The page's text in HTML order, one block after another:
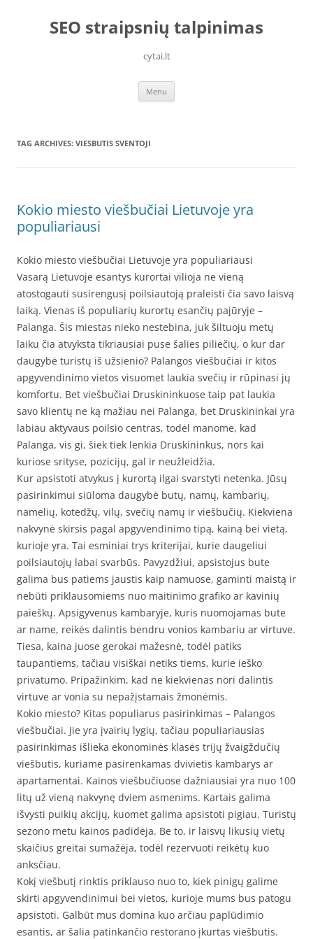
contentSEO straipsnių talpinimas
cytai.lt
Menu
TAG ARCHIVES: VIESBUTIS SVENTOJI
Kokio miesto viešbučiai Lietuvoje yra
populiariausi
Kokio miesto viešbučiai Lietuvoje yra populiariausi
Vasarą Lietuvoje esantys kurortai vilioja ne vieną
atostogauti susirengusį poilsiautoją praleisti čia savo laisvą
laiką. Vienas iš populiarių kurortų esančių pajūryje –
Palanga. Šis miestas nieko nestebina, juk šiltuoju metų
laiku čia atvyksta tikriausiai puse šalies piliečių, o kur dar
daugybė turistų iš užsienio? Palangos viešbučiai ir kitos
apgyvendinimo vietos visuomet laukia svečių ir rūpinasi jų
komfortu. Bet viešbučiai Druskininkuose taip pat laukia
savo klientų ne ką mažiau nei Palanga, bet Druskininkai yra
labiau aktyvaus poilsio centras, todėl manome, kad
Palanga, vis gi, šiek tiek lenkia Druskininkus, nors kai
kuriose srityse, pozicijų, gal ir neužleidžia.
Kur apsistoti atvykus į kurortą ilgai svarstyti netenka. Jūsų
pasirinkimui siūloma daugybė butų, namų, kambarių,
namelių, kotedžų, vilų, svečių namų ir viešbučių. Kiekviena
nakvynė skirsis pagal apgyvendinimo tipą, kainą bei vietą,
kurioje yra. Tai esminiai trys kriterijai, kurie daugeliui
poilsiautojų labai svarbūs. Pavyzdžiui, apsistojus bute
galima bus patiems jaustis kaip namuose, gaminti maistą ir
nebūti priklausomiems nuo maitinimo grafiko ar kavinių
paieškų. Apsigyvenus kambaryje, kuris nuomojamas bute
ar name, reikės dalintis bendru vonios kambariu ar virtuve.
Tiesa, kaina juose gerokai mažesnė, todėl patiks
taupantiems, tačiau visiškai netiks tiems, kurie ieško
privatumo. Pripažinkim, kad ne kiekvienas nori dalintis
virtuve ar vonia su nepažįstamais žmonėmis.
Kokio miesto? Kitas populiarus pasirinkimas – Palangos
viešbučiai. Jie yra įvairių lygių, tačiau populiariausias
pasirinkimas išlieka ekonominės klasės trijų žvaigždučių
viešbutis, kuriame pasirenkamas dvivietis kambarys ar
apartamentai. Kainos viešbučiuose dažniausiai yra nuo 100
litų už vieną nakvynę dviem asmenims. Kartais galima
išvysti puikių akcijų, kuomet galima apsistoti pigiau. Turistų
sezono metu kainos padidėja. Be to, ir laisvų likusių vietų
skaičius greitai sumažėja, todėl rezervuoti reikėtų kuo
anksčiau.
Kokį viešbutį rinktis priklauso nuo to, kiek pinigų galime
skirti apgyvendinimui bei vietos, kurioje mums bus patogu
apsistoti. Galbūt mus domina kuo arčiau paplūdimio
esantis, ar šalia patinkančio restorano įkurtas viešbutis.